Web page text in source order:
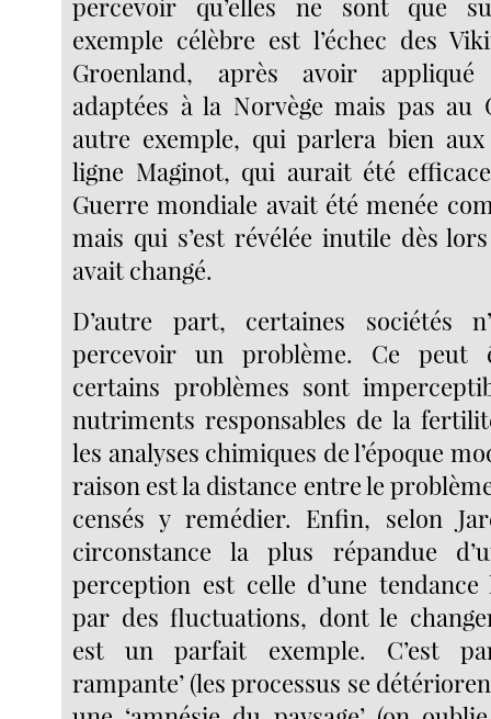
percevoir qu’elles ne sont que
exemple célèbre est l’échec des
Groenland, après avoir
adaptées à la Norvège mais pas au
autre exemple, qui parlera bien
ligne Maginot, qui aurait été
Guerre mondiale avait été menée
mais qui s’est révélée inutile dès
avait changé.
D’autre part, certaines sociétés
percevoir un problème. Ce peut
certains problèmes sont
nutriments responsables de la
les analyses chimiques de l’époque
raison est la distance entre le
censés y remédier. Enfin, selon
circonstance la plus répandue
perception est celle d’une
par des fluctuations, dont le
est un parfait exemple. C’est
rampante’ (les processus se